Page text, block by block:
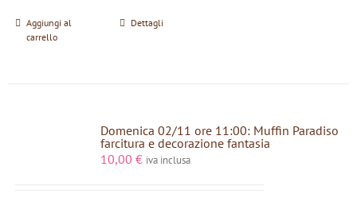
Aggiungi al
carrello
Dettagli
Domenica 02/11 ore 11:00: Muffin Paradiso
farcitura e decorazione fantasia
10,00 € iva inclusa